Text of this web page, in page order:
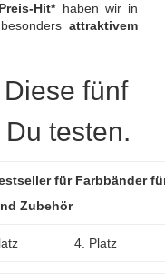
Hit*haben wir in
attraktivem
fünf
testen.
für Farbbänder
Zubehör
4. Platz